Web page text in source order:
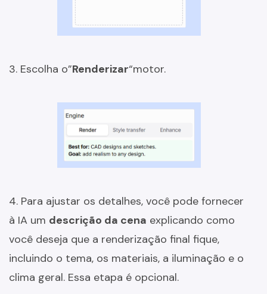
3. Escolha o”Renderizar“motor.
4. Para ajustar os detalhes, você pode fornecer
à IA um descrição da cena explicando como
você deseja que a renderização final fique,
incluindo o tema, os materiais, a iluminação e o
clima geral. Essa etapa é opcional.